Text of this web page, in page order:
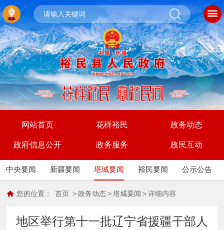
网站首页 花样裕民 政务动态
政府信息公开 政务服务 政民互动
中央要闻 新疆要闻 塔城要闻 裕民要闻 公示公告
您的位置： 首页 > 政务动态 > 塔城要闻 > 详细内容
地区举行第十一批辽宁省援疆干部人